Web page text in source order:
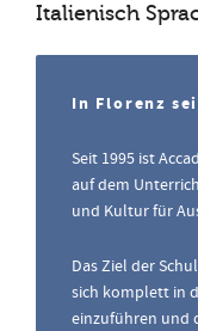
Italienisch
In Florenz
Seit 1995 ist
auf dem
und Kultur für
Das Ziel der
sich komplett in
einzuführen und